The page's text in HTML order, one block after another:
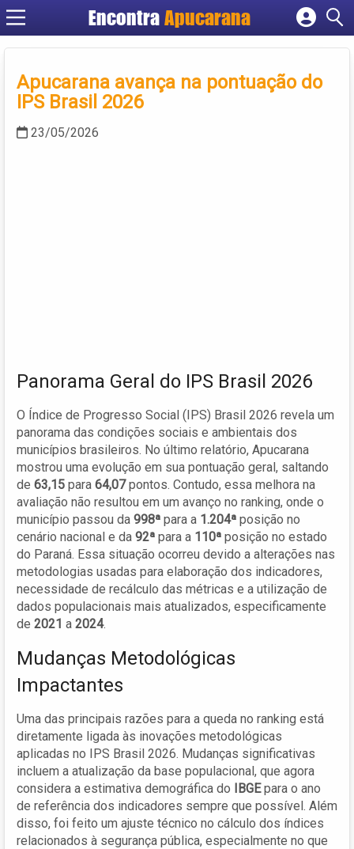
Encontra Apucarana
Cadastrar empresa
Criar conta
Apucarana avança na pontuação do
IPS Brasil 2026
23/05/2026
Panorama Geral do IPS Brasil 2026
O Índice de Progresso Social (IPS) Brasil 2026 revela um
panorama das condições sociais e ambientais dos
municípios brasileiros. No último relatório, Apucarana
mostrou uma evolução em sua pontuação geral, saltando
de 63,15 para 64,07pontos. Contudo, essa melhora na
avaliação não resultou em um avanço no ranking, onde o
município passou da 998ª para a 1.204ª posição no
cenário nacional e da 92ª para a 110ª posição no estado
do Paraná. Essa situação ocorreu devido a alterações nas
metodologias usadas para elaboração dos indicadores,
necessidade de recálculo das métricas e a utilização de
dados populacionais mais atualizados, especificamente
de 2021 a 2024.
Mudanças Metodológicas
Impactantes
Uma das principais razões para a queda no ranking está
diretamente ligada às inovações metodológicas
aplicadas no IPS Brasil 2026. Mudanças significativas
incluem a atualização da base populacional, que agora
considera a estimativa demográfica do IBGEpara o ano
de referência dos indicadores sempre que possível. Além
disso, foi feito um ajuste técnico no cálculo dos índices
relacionados à segurança pública, especialmente no que